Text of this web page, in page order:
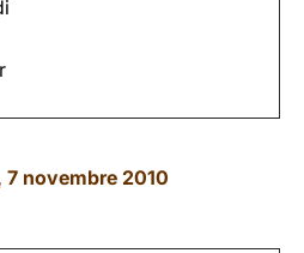
7 novembre 2010